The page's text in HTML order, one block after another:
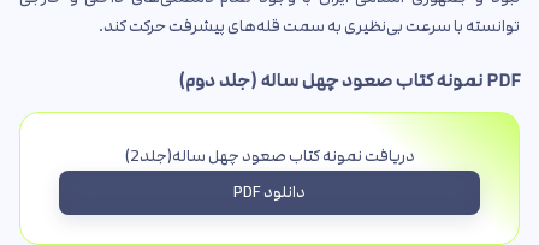
توانسته با سرعت بی‌نظیری به سمت قله‌های پیشرفت حرکت کند.
PDF نمونه کتاب صعود چهل ساله (جلد دوم)
دریافت نمونه کتاب صعود چهل ساله(جلد2)
دانلود PDF